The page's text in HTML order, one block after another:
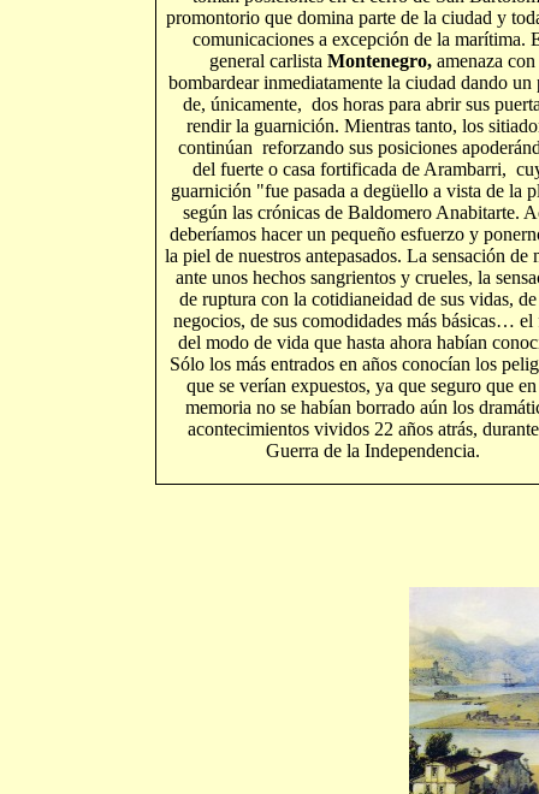
promontorio que domina parte de la ciudad y
comunicaciones a excepción de la marítima.
general carlista Montenegro, amenaza con
bombardear inmediatamente la ciudad dando un
de, únicamente, dos horas para abrir sus
rendir la guarnición. Mientras tanto, los
continúan reforzando sus posiciones
del fuerte o casa fortificada de Arambarri,
guarnición "fue pasada a degüello a vista de la
según las crónicas de Baldomero Anabitarte.
deberíamos hacer un pequeño esfuerzo y
la piel de nuestros antepasados. La sensación de
ante unos hechos sangrientos y crueles, la
de ruptura con la cotidianeidad de sus vidas, de
negocios, de sus comodidades más básicas…
del modo de vida que hasta ahora habían
Sólo los más entrados en años conocían los
que se verían expuestos, ya que seguro que
memoria no se habían borrado aún los
acontecimientos vividos 22 años atrás,
Guerra de la Independencia.